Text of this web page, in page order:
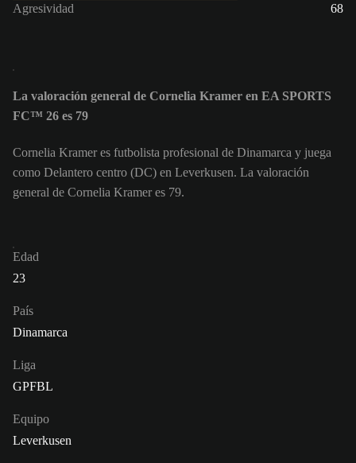
Agresividad
68
La valoración general de Cornelia Kramer en EA SPORTS
FC™ 26 es 79
Cornelia Kramer es futbolista profesional de Dinamarca y juega
como Delantero centro (DC) en Leverkusen. La valoración
general de Cornelia Kramer es 79.
Edad
23
País
Dinamarca
Liga
GPFBL
Equipo
Leverkusen